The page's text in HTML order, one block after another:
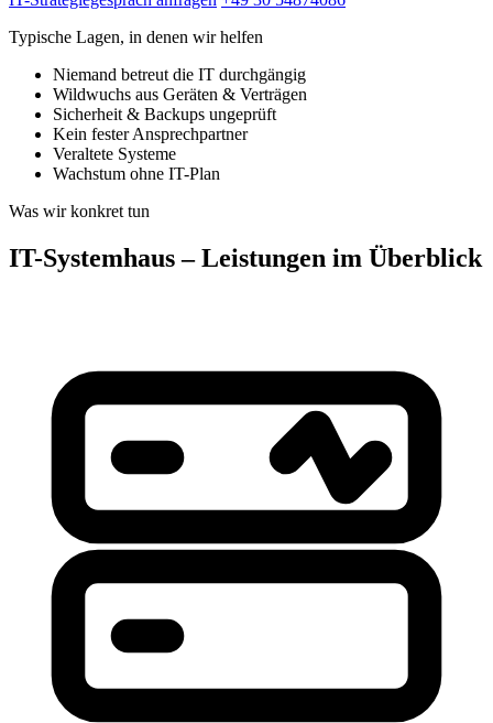
Typische Lagen, in denen wir helfen
Niemand betreut die IT durchgängig
Wildwuchs aus Geräten & Verträgen
Sicherheit & Backups ungeprüft
Kein fester Ansprechpartner
Veraltete Systeme
Wachstum ohne IT-Plan
Was wir konkret tun
IT-Systemhaus – Leistungen im Überblick